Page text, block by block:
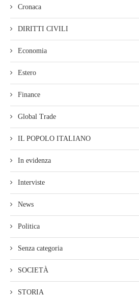
Cronaca
DIRITTI CIVILI
Economia
Estero
Finance
Global Trade
IL POPOLO ITALIANO
In evidenza
Interviste
News
Politica
Senza categoria
SOCIETÀ
STORIA